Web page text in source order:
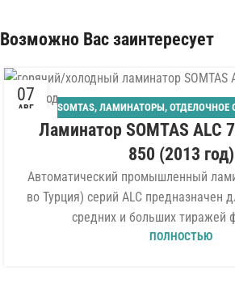
Возможно Вас заинтересует
07
АВГ SOMTAS, ЛАМИНАТОРЫ, ОТДЕЛОЧНОЕ
Ламинатор SOMTAS ALC
850 (2013 год)
Автоматический промышленный
во Турция) серий ALC предназначен
средних и больших тиражей
ПОЛНОСТЬЮ